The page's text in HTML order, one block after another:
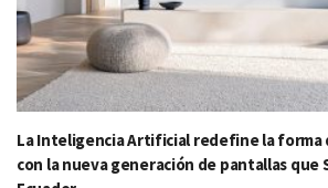
La Inteligencia Artificial redefine la forma
con la nueva generación de pantallas que